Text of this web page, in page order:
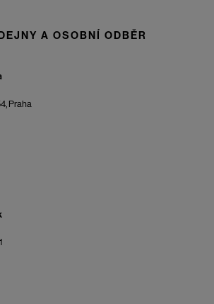
A OSOBNÍ ODBĚR
Praha